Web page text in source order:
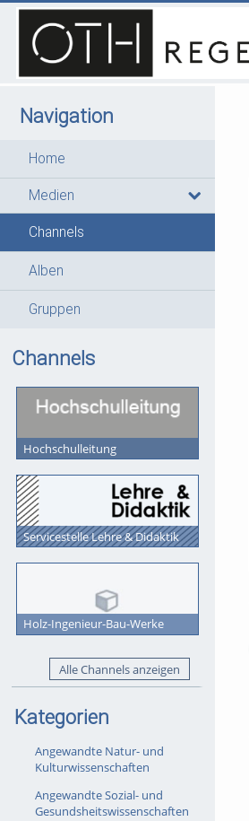
Navigation
Home
Medien
Channels
Alben
Gruppen
Channels
Hochschulleitung
Servicestelle Lehre & Didaktik
Holz-Ingenieur-Bau-Werke
Alle Channels anzeigen
Kategorien
Angewandte Natur- und
Kulturwissenschaften
Angewandte Sozial- und
Gesundsheitswissenschaften